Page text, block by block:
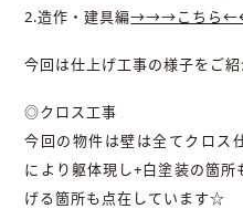
2.造作・建具編→→→こちら
今回は仕上げ工事の様子をご
◎クロス工事
今回の物件は壁は全てクロス
により躯体現し+白塗装の箇
げる箇所も点在しています☆